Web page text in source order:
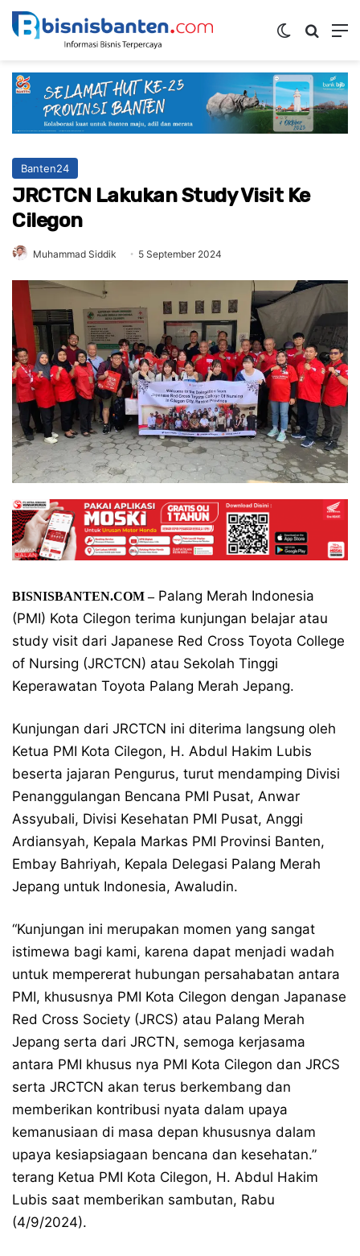
Switch skin
Banten24
JRCTCN Lakukan Study Visit Ke
Cilegon
Muhammad Siddik 5 September 2024
BISNISBANTEN.COM –Palang Merah Indonesia
(PMI) Kota Cilegon terima kunjungan belajar atau
study visit dari Japanese Red Cross Toyota College
of Nursing (JRCTCN) atau Sekolah Tinggi
Keperawatan Toyota Palang Merah Jepang.
Kunjungan dari JRCTCN ini diterima langsung oleh
Ketua PMI Kota Cilegon, H. Abdul Hakim Lubis
beserta jajaran Pengurus, turut mendamping Divisi
Penanggulangan Bencana PMI Pusat, Anwar
Assyubali, Divisi Kesehatan PMI Pusat, Anggi
Ardiansyah, Kepala Markas PMI Provinsi Banten,
Embay Bahriyah, Kepala Delegasi Palang Merah
Jepang untuk Indonesia, Awaludin.
“Kunjungan ini merupakan momen yang sangat
istimewa bagi kami, karena dapat menjadi wadah
untuk mempererat hubungan persahabatan antara
PMI, khususnya PMI Kota Cilegon dengan Japanase
Red Cross Society (JRCS) atau Palang Merah
Jepang serta dari JRCTN, semoga kerjasama
antara PMI khusus nya PMI Kota Cilegon dan JRCS
serta JRCTCN akan terus berkembang dan
memberikan kontribusi nyata dalam upaya
kemanusiaan di masa depan khususnya dalam
upaya kesiapsiagaan bencana dan kesehatan.”
terang Ketua PMI Kota Cilegon, H. Abdul Hakim
Lubis saat memberikan sambutan, Rabu
(4/9/2024).